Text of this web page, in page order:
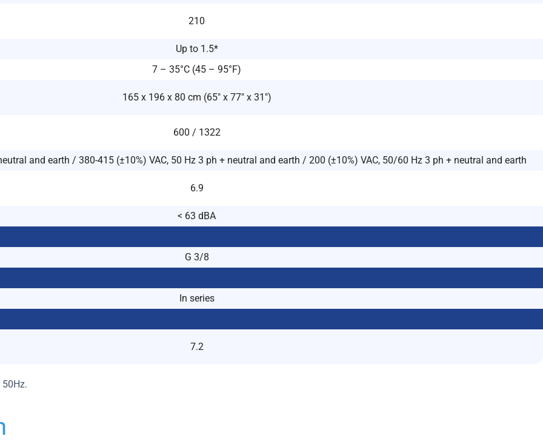
210
Up to 1.5*
7 – 35°C (45 – 95°F)
165 x 196 x 80 cm (65″ x 77″ x 31″)
600 / 1322
and earth / 380-415 (±10%) VAC, 50 Hz 3 ph + neutral and earth / 200 (±10%) VAC, 50/60 Hz 3 ph + neutral and earth
6.9
< 63 dBA
G 3/8
In series
7.2